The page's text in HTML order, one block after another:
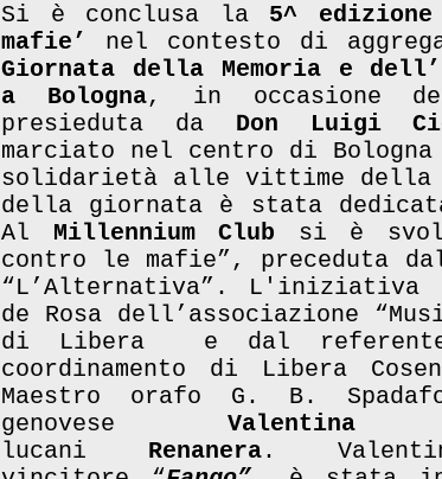
Si è conclusa la 5^ edizione
mafie’
nel contesto di
Giornata della Memoria e
a Bologna, in occasione
presieduta da Don Luigi
marciato nel centro di
solidarietà alle vittime della
della giornata è stata
Al Millennium Club si è
contro le mafie”, preceduta
“L’Alternativa”. L'iniziativa
de Rosa dell’associazione
di Libera e dal
coordinamento di Libera
Maestro orafo G. B.
genovese Valentina
lucani Renanera.